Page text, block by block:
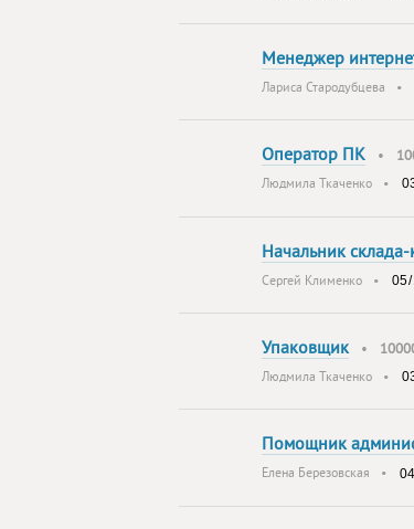
Менеджер
Лариса Стародубцева •
Оператор ПК •
Людмила Ткаченко •
Начальник
Сергей Клименко •
Упаковщик•
Людмила Ткаченко •
Помощник
Елена Березовская •